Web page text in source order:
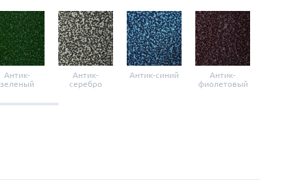
Антик-
зеленый
Антик-
серебро
Антик-синий
Антик-
фиолетовый